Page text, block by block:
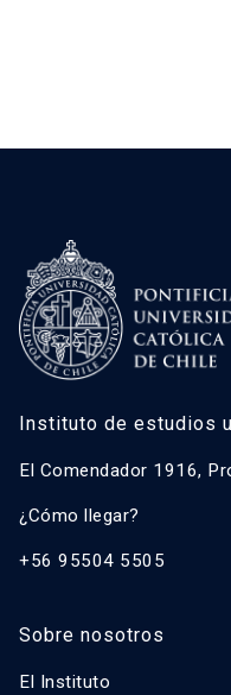
Instituto de estudios
El Comendador 1916,
¿Cómo llegar?
+56 95504 5505
Sobre nosotros
El Instituto